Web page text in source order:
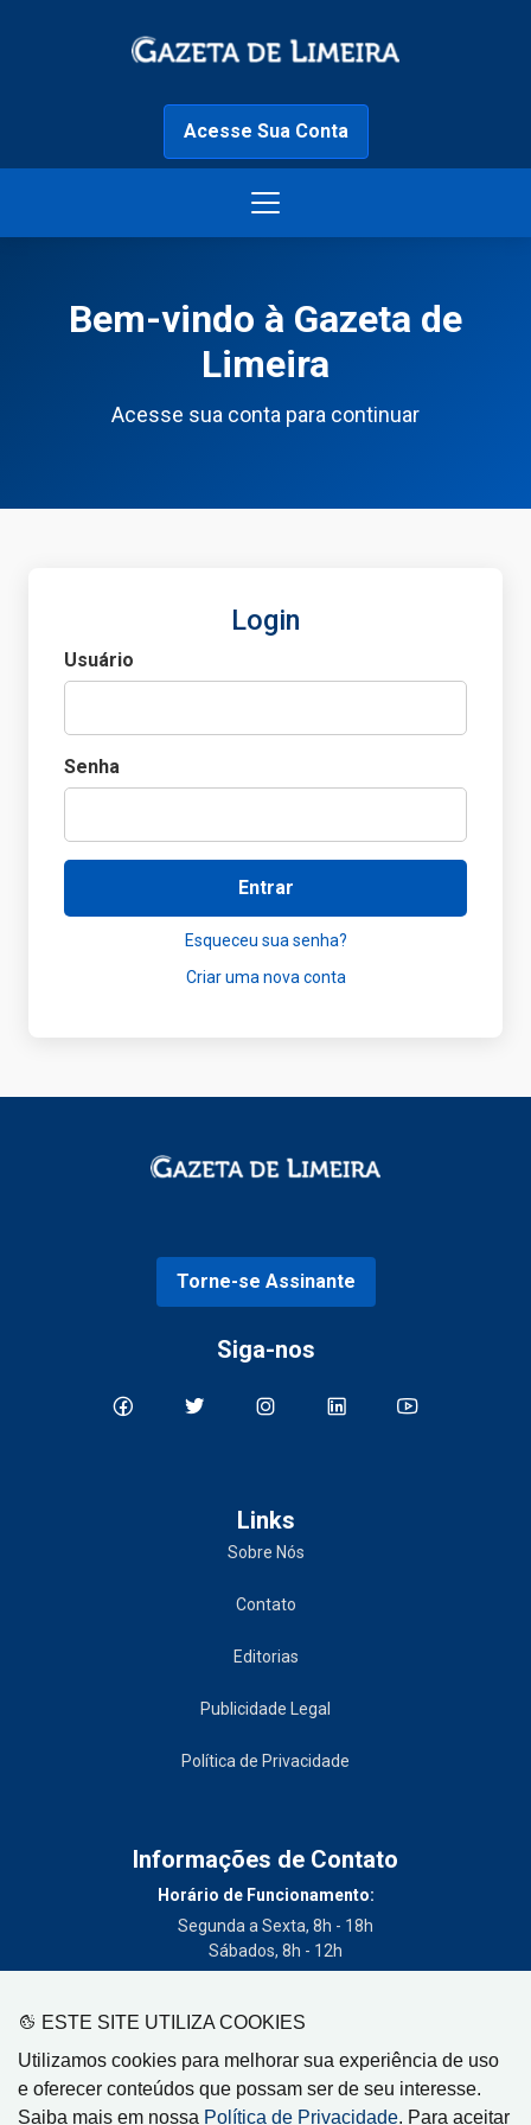
ESTE SITE UTILIZA COOKIES
Utilizamos cookies para melhorar sua experiência de uso
e oferecer conteúdos que possam ser de seu interesse.
Saiba mais em nossa Política de Privacidade. Para aceitar
Acesse Sua Conta
Bem-vindo à Gazeta de
Limeira
Acesse sua conta para continuar
Login
Usuário
Senha
Entrar
Esqueceu sua senha?
Criar uma nova conta
Torne-se Assinante
Siga-nos
Links
Sobre Nós
Contato
Editorias
Publicidade Legal
Política de Privacidade
Informações de Contato
Horário de Funcionamento:
Segunda a Sexta, 8h - 18h
Sábados, 8h - 12h
(19) 3404-3700
Circulação:
Limeira - SP, Artur Nogueira - SP, Cordeirópolis - SP,
Engenheiro Coelho - SP, Iracemápolis - SP